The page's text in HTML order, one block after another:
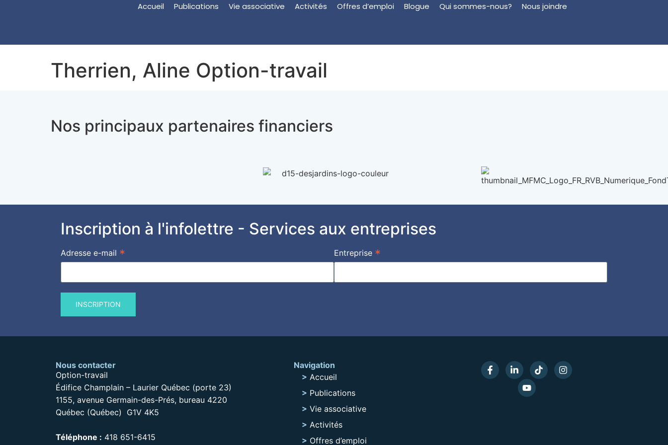
Accueil Publications Vie associative Activités Offres d’emploi Blogue Qui sommes-nous? Nous joindre
Therrien, Aline Option-travail
Nos principaux partenaires financiers
Inscription à l'infolettre - Services aux entreprises
Adresse e-mail * Entreprise *
Nous contacter
Option-travail
Édifice Champlain – Laurier Québec (porte 23)
1155, avenue Germain-des-Prés, bureau 4220
Québec (Québec) G1V 4K5
Téléphone : 418 651-6415
Navigation
Accueil
Publications
Vie associative
Activités
Offres d’emploi